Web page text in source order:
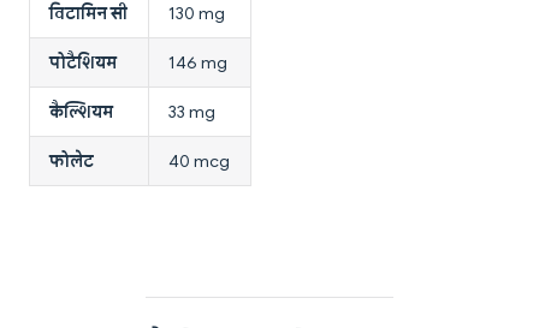
विटामिन सी 130 mg
पोटैशियम 146 mg
कैल्शियम 33 mg
फोलेट 40 mcg